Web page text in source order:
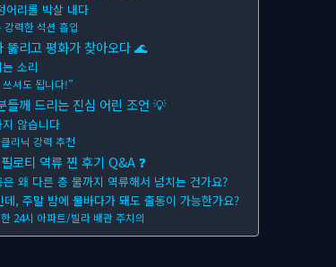
어리를 박살 내다
력한 석션 흡입
뚫리고 평화가 찾아오다 🌊
소리
셔도 됩니다!”
들께 드리는 진심 어린 조언 💡
않습니다
리닉 강력 추천
로티 역류 찐 후기 Q&A ❓
왜 다른 층 물까지 역류해서 넘치는 건가요?
, 주말 밤에 물바다가 돼도 출동이 가능한가요?
24시 아파트/빌라 배관 주치의